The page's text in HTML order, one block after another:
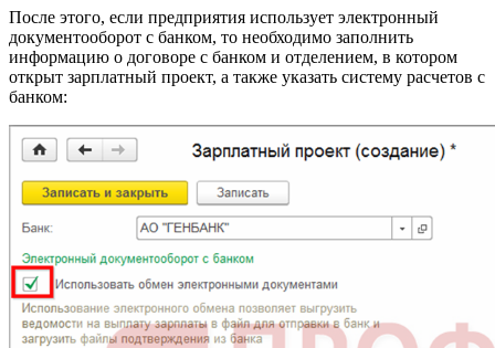
После этого, если предприятия использует электронный
документооборот с банком, то необходимо заполнить
информацию о договоре с банком и отделением, в котором
открыт зарплатный проект, а также указать систему расчетов с
банком: